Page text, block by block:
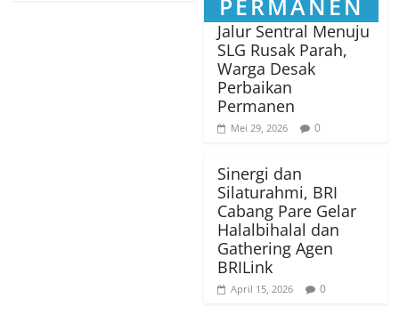
Jalur Sentral Menuju
SLG Rusak Parah,
Warga Desak
Perbaikan
Permanen
Mei 29, 2026 0
Sinergi dan
Silaturahmi, BRI
Cabang Pare Gelar
Halalbihalal dan
Gathering Agen
BRILink
April 15, 2026 0